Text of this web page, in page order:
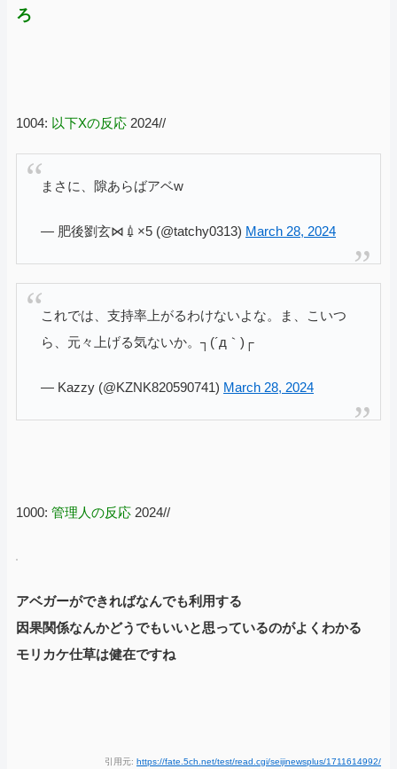
ろ
1004: 以下Xの反応 2024//
まさに、隙あらばアベw
— 肥後劉玄⋈💉×5 (@tatchy0313) March 28, 2024
これでは、支持率上がるわけないよな。ま、こいつ
ら、元々上げる気ないか。┐(´д｀)┌
— Kazzy (@KZNK820590741) March 28, 2024
1000: 管理人の反応 2024//
アベガーができればなんでも利用する
因果関係なんかどうでもいいと思っているのがよくわかる
モリカケ仕草は健在ですね
引用元: https://fate.5ch.net/test/read.cgi/seijinewsplus/1711614992/